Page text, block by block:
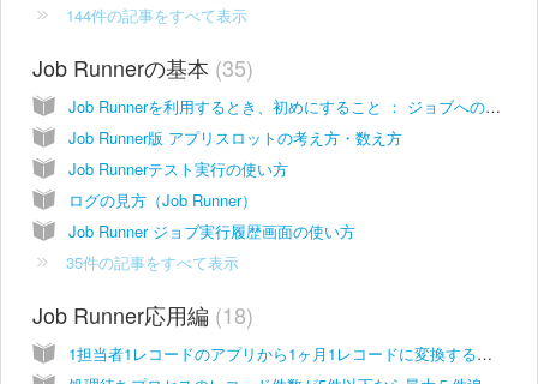
144件の記事をすべて表示
Job Runnerの基本 35
Job Runnerを利用するとき、初めにすること ： ジョブへのスロット割り当てについて
Job Runner版 アプリスロットの考え方・数え方
Job Runnerテスト実行の使い方
ログの見方（Job Runner）
Job Runner ジョブ実行履歴画面の使い方
35件の記事をすべて表示
Job Runner応用編 18
1担当者1レコードのアプリから1ヶ月1レコードに変換する方法